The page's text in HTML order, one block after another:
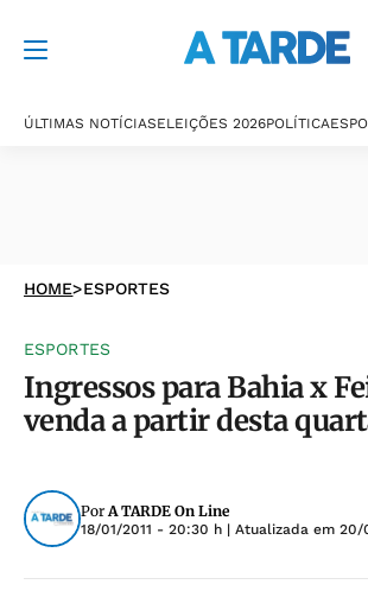
ÚLTIMAS NOTÍCIASELEIÇÕES 2026POLÍTICA
HOME>ESPORTES
ESPORTES
Ingressos para Bahia x
venda a partir desta
PorA TARDE On Line
18/01/2011 - 20:30 h | Atualizada em 20/